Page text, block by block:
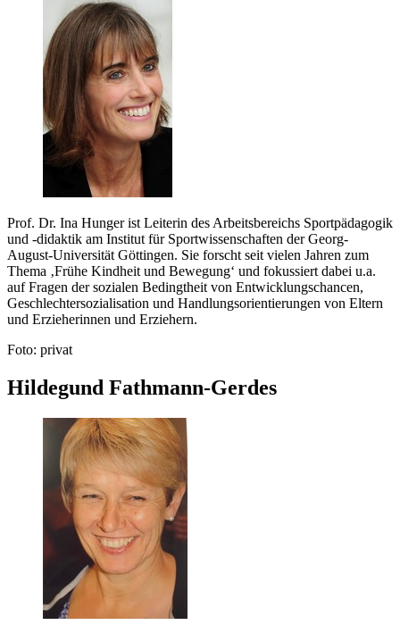
Prof. Dr. Ina Hunger ist Leiterin des Arbeitsbereichs Sportpädagogik
und -didaktik am Institut für Sportwissenschaften der Georg-
August-Universität Göttingen. Sie forscht seit vielen Jahren zum
Thema ‚Frühe Kindheit und Bewegung‘ und fokussiert dabei u.a.
auf Fragen der sozialen Bedingtheit von Entwicklungschancen,
Geschlechtersozialisation und Handlungsorientierungen von Eltern
und Erzieherinnen und Erziehern.
Foto: privat
Hildegund Fathmann-Gerdes